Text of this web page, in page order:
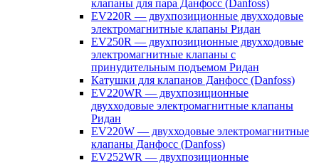
клапаны для пара Данфосс (Danfoss)
EV220R — двухпозиционные двухходовые
электромагнитные клапаны Ридан
EV250R — двухпозиционные двухходовые
электромагнитные клапаны с
принудительным подъемом Ридан
Катушки для клапанов Данфосс (Danfoss)
EV220WR — двухпозиционные
двухходовые электромагнитные клапаны
Ридан
EV220W — двухходовые электромагнитные
клапаны Данфосс (Danfoss)
EV252WR — двухпозиционные